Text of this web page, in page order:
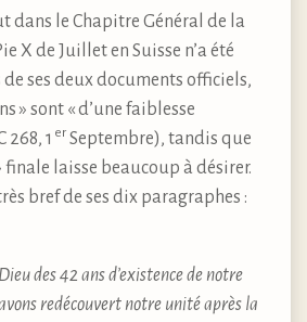
dans le Chapitre Général de la
X de Juillet en Suisse n’a été
ses deux documents officiels,
» sont « d’une faiblesse
268, 1 er Septembre), tandis que
finale laisse beaucoup à désirer.
bref de ses dix paragraphes :
des 42 ans d’existence de notre
redécouvert notre unité après la